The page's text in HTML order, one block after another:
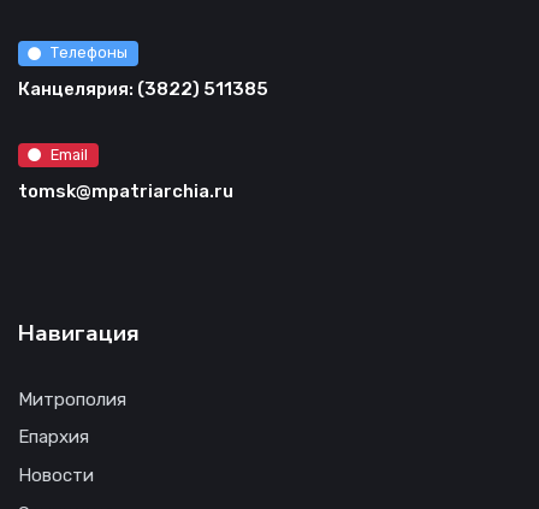
Телефоны
Канцелярия: (3822) 511385
Email
tomsk@mpatriarchia.ru
Навигация
Митрополия
Епархия
Новости